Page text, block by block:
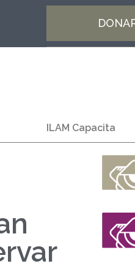
ILAM Capacita